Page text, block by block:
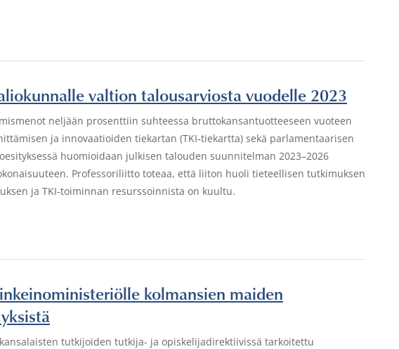
valtion talousarviosta vuodelle 2023
neljään prosenttiin suhteessa bruttokansantuotteeseen vuoteen
ja innovaatioiden tiekartan (TKI-tiekartta) sekä parlamentaarisen
huomioidaan julkisen talouden suunnitelman 2023–2026
Professoriliitto toteaa, että liiton huoli tieteellisen tutkimuksen
ja TKI-toiminnan resurssoinnista on kuultu.
kolmansien maiden
tutkijoiden tutkija- ja opiskelijadirektiivissä tarkoitettu